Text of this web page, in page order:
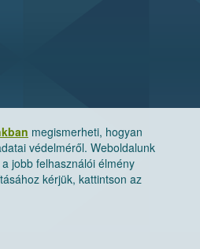
megismerheti, hogyan
védelméről. Weboldalunk
jobb felhasználói élmény
kérjük, kattintson az